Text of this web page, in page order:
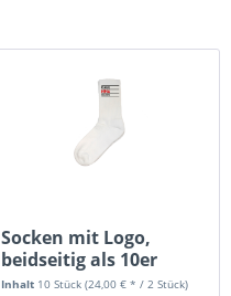
Socken mit Logo,
beidseitig als 10er
Pakete pro...
Inhalt 10 Stück(24,00 € * / 2 Stück)